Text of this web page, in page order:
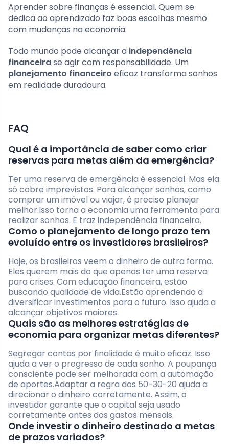
Aprender sobre finanças é essencial. Quem se
dedica ao aprendizado faz boas escolhas mesmo
com mudanças na economia.
Todo mundo pode alcançar a independência
financeirase agir com responsabilidade. Um
planejamento financeiro eficaz transforma sonhos
em realidade duradoura.
FAQ
Qual é a importância de saber como criar
reservas para metas além da emergência?
Ter uma reserva de emergência é essencial. Mas ela
só cobre imprevistos. Para alcançar sonhos, como
comprar um imóvel ou viajar, é preciso planejar
melhor.Isso torna a economia uma ferramenta para
realizar sonhos. E traz independência financeira.
Como o planejamento de longo prazo tem
evoluído entre os investidores brasileiros?
Hoje, os brasileiros veem o dinheiro de outra forma.
Eles querem mais do que apenas ter uma reserva
para crises. Com educação financeira, estão
buscando qualidade de vida.Estão aprendendo a
diversificar investimentos para o futuro. Isso ajuda a
alcançar objetivos maiores.
Quais são as melhores estratégias de
economia para organizar metas diferentes?
Segregar contas por finalidade é muito eficaz. Isso
ajuda a ver o progresso de cada sonho. A poupança
consciente pode ser melhorada com a automação
de aportes.Adaptar a regra dos 50-30-20 ajuda a
direcionar o dinheiro corretamente. Assim, o
investidor garante que o capital seja usado
corretamente antes dos gastos mensais.
Onde investir o dinheiro destinado a metas
de prazos variados?